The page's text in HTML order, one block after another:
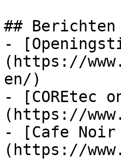
## Berichten
-
(https://
en/)
- [COREtec
(https://
- [Cafe
(https://